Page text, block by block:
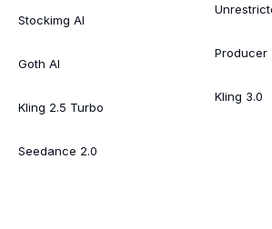
Stockimg AI
Goth AI
Kling 2.5 Turbo
Seedance 2.0
Producer
Kling 3.0